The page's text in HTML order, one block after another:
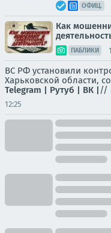
ОФИЦ.
Как
ПАБЛИКИ
ВС РФ установили
Харьковской области,
Telegram | Рутуб | ВК | //
12:25